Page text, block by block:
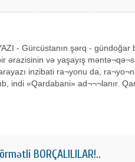
- Gürcüstanın şərq - gündoğar
ərazisinin və yaşayış
inzibati ra¬yonu da,
indi «Qardabani» ad¬¬¬lanır.
BORÇALILILAR!..